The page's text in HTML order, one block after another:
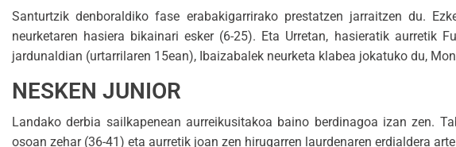
Santurtzik denboraldiko fase erabakigarrirako prestatzen jarraitzen du.
neurketaren hasiera bikainari esker (6-25). Eta Urretan, hasieratik aurretik
jardunaldian (urtarrilaren 15ean), Ibaizabalek neurketa klabea jokatuko du,
NESKEN JUNIOR
Landako derbia sailkapenean aurreikusitakoa baino berdinagoa izan zen.
osoan zehar (36-41) eta aurretik joan zen hirugarren laurdenaren erdialdera